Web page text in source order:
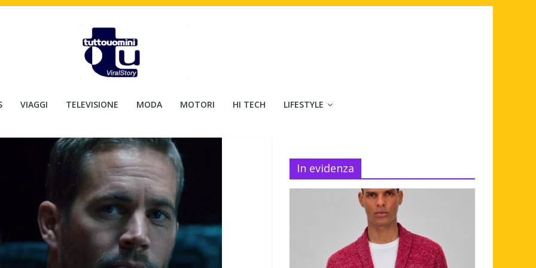
VIAGGI TELEVISIONE MODA MOTORI HI TECH LIFESTYLE
In evidenza